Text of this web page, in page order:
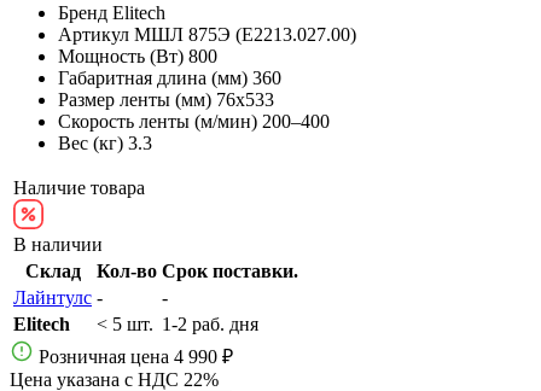
Бренд Elitech
Артикул МШЛ 875Э (E2213.027.00)
Мощность (Вт) 800
Габаритная длина (мм) 360
Размер ленты (мм) 76х533
Скорость ленты (м/мин) 200–400
Вес (кг) 3.3
Наличие товара
В наличии
Склад
Кол-во Срок поставки.
Лайнтулс -
-
Elitech
< 5 шт. 1-2 раб. дня
Розничная цена 4 990 ₽
Цена указана с НДС 22%